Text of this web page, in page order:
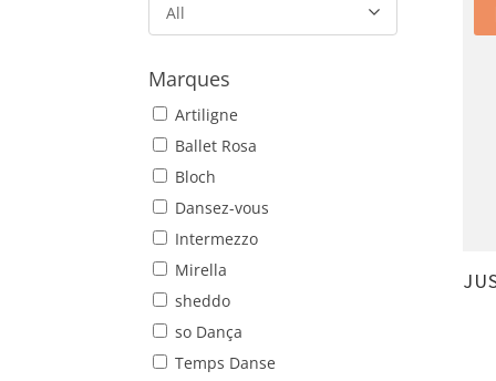
All
Marques
Artiligne
Ballet Rosa
Bloch
Dansez-vous
Intermezzo
Mirella
sheddo
so Dança
Temps Danse